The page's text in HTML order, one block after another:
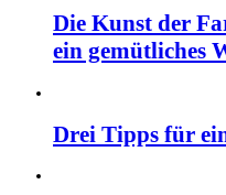
Die Kunst der
ein gemütliches
Drei Tipps für